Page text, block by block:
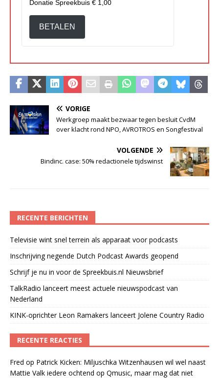
Donatie Spreekbuis € 1,00
BETALEN
VORIGE
Werkgroep maakt bezwaar tegen besluit CvdM
over klacht rond NPO, AVROTROS en Songfestival
VOLGENDE
Bindinc. case: 50% redactionele tijdswinst
RECENTE BERICHTEN
Televisie wint snel terrein als apparaat voor podcasts
Inschrijving negende Dutch Podcast Awards geopend
Schrijf je nu in voor de Spreekbuis.nl Nieuwsbrief
TalkRadio lanceert meest actuele nieuwspodcast van
Nederland
KINK-oprichter Leon Ramakers lanceert Jolene Country Radio
RECENTE REACTIES
Fred op Patrick Kicken: Miljuschka Witzenhausen wil wel naast
Mattie Valk iedere ochtend op Qmusic, maar mag dat niet